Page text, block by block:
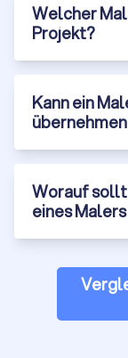
Welcher
Projekt?
Kann ein
Worauf
eines